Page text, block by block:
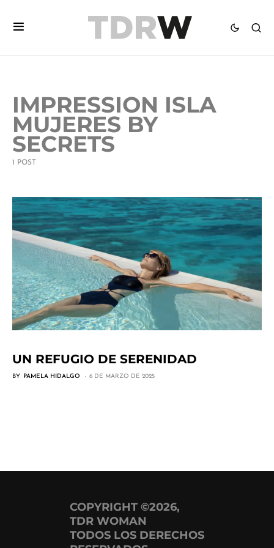
IMPRESSION ISLA
MUJERES BY
SECRETS
1 POST
UN REFUGIO DE SERENIDAD
BY PAMELA HIDALGO 6 DE MARZO DE 2025
COPYRIGHT ©2026,
TDR WOMAN
TODOS LOS DERECHOS